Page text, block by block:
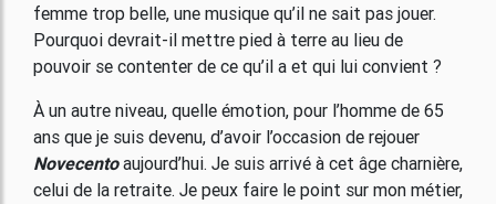
femme trop belle, une musique qu’il ne sait pas jouer.
Pourquoi devrait-il mettre pied à terre au lieu de
pouvoir se contenter de ce qu’il a et qui lui convient ?
À un autre niveau, quelle émotion, pour l’homme de 65
ans que je suis devenu, d’avoir l’occasion de rejouer
Novecentoaujourd’hui. Je suis arrivé à cet âge charnière,
celui de la retraite. Je peux faire le point sur mon métier,